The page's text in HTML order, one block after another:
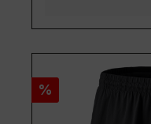
Rabatt
%